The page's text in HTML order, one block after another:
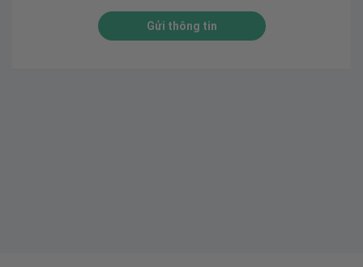
Gửi thông tin